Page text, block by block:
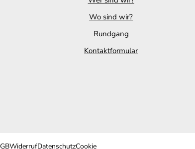
Wo sind wir?
Rundgang
Kontaktformular
WiderrufDatenschutzCookie